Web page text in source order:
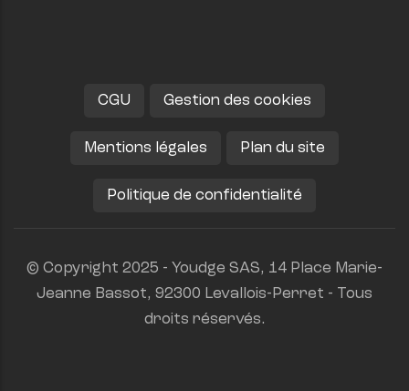
CGU Gestion des cookies
Mentions légales Plan du site
Politique de confidentialité
© Copyright 2025 - Youdge SAS, 14 Place Marie-
Jeanne Bassot, 92300 Levallois-Perret - Tous
droits réservés.